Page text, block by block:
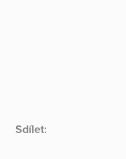
Sdílet: